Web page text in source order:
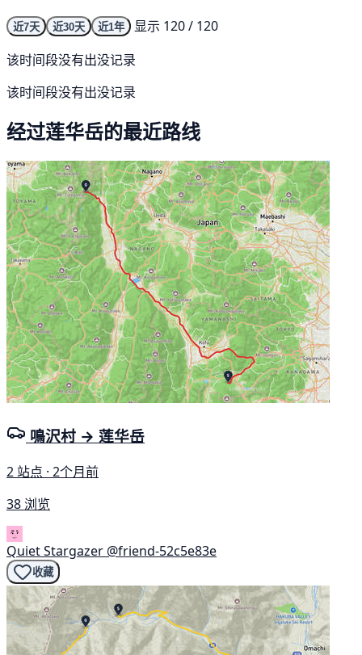
近7天 近30天 近1年
显示 120 / 120
该时间段没有出没记录
该时间段没有出没记录
经过莲华岳的最近路线
鳴沢村 → 莲华岳
2 站点 · 2个月前
38 浏览
Quiet Stargazer @friend-52c5e83e
收藏